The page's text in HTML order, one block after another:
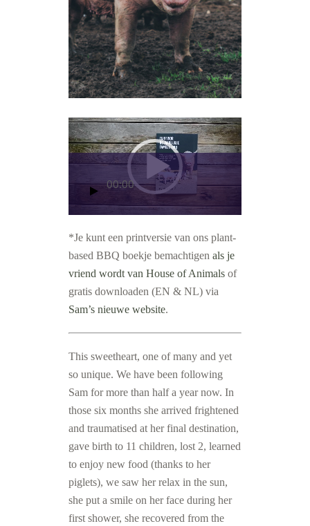
Videospeler
00:00
*Je kunt een printversie van ons plant-
based BBQ boekje bemachtigen als je
vriend wordt van House of Animals of
gratis downloaden (EN & NL) via
Sam’s nieuwe website.
This sweetheart, one of many and yet
so unique. We have been following
Sam for more than half a year now. In
those six months she arrived frightened
and traumatised at her final destination,
gave birth to 11 children, lost 2, learned
to enjoy new food (thanks to her
piglets), we saw her relax in the sun,
she put a smile on her face during her
first shower, she recovered from the